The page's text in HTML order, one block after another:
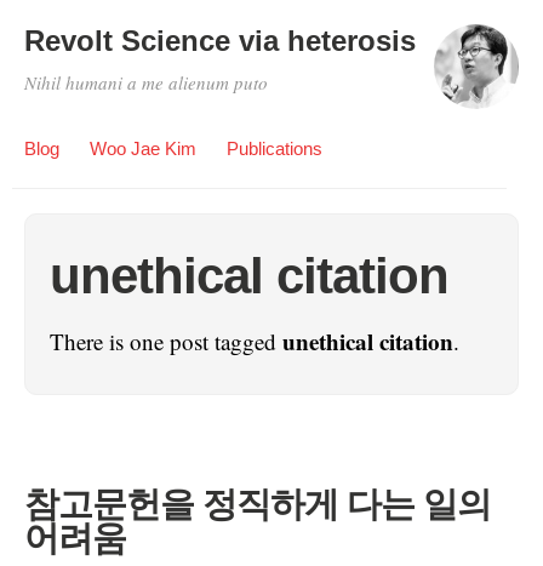
Revolt Science via heterosis
Nihil humani a me alienum puto
Blog Woo Jae Kim Publications
unethical citation
There is one post tagged unethical citation.
참고문헌을 정직하게 다는 일의
어려움